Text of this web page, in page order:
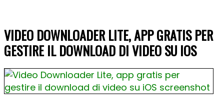
VIDEO DOWNLOADER LITE, APP GRATIS PER
GESTIRE IL DOWNLOAD DI VIDEO SU IOS